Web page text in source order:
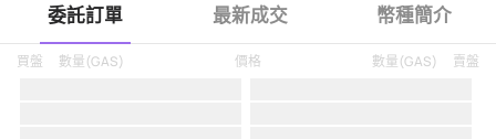
委託訂單 最新成交 幣種簡介
買盤 數量(GAS) 價格 賣盤
數量(GAS)